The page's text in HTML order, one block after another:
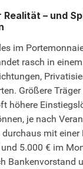
– und
im
rasch in
Größere
höhere
je nach
mit einer
5.000 € im
Bankenvorstand